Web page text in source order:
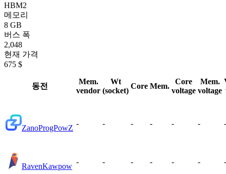
HBM2
메모리
8 GB
버스 폭
2,048
현재 가격
675 $
동전
Mem.
vendor
Wt
(socket)
Core Mem.
Core
voltage
Mem.
voltage
ZanoProgPowZ
- - - - - - -
RavenKawpow
- - - - - - -